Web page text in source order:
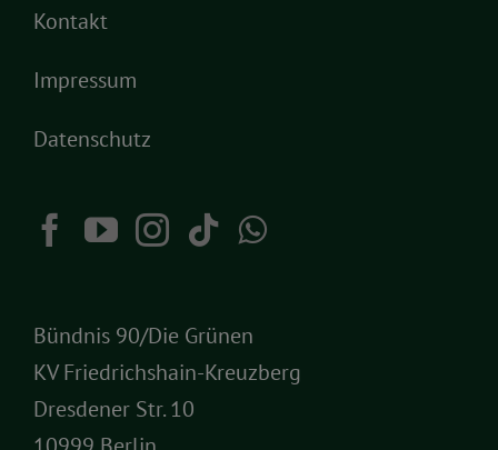
Kontakt
Impressum
Datenschutz
Bündnis 90/Die Grünen
KV Friedrichshain-Kreuzberg
Dresdener Str. 10